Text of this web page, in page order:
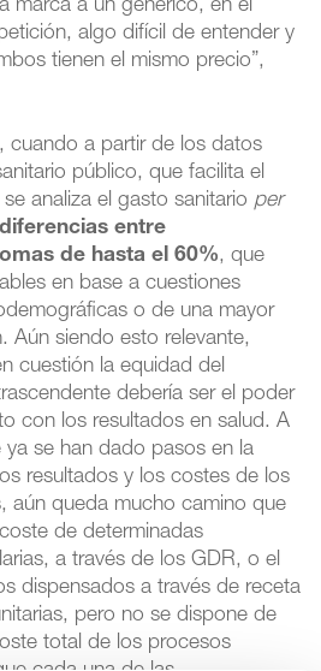
marca a un genérico, en el
algo difícil de entender y
tienen el mismo precio”,
cuando a partir de los datos
público, que facilita el
analiza el gasto sanitario per
diferencias entre
de hasta el 60%, que
en base a cuestiones
o de una mayor
Aún siendo esto relevante,
cuestión la equidad del
debería ser el poder
con los resultados en salud. A
se han dado pasos en la
resultados y los costes de los
aún queda mucho camino que
de determinadas
a través de los GDR, o el
dispensados a través de receta
pero no se dispone de
total de los procesos